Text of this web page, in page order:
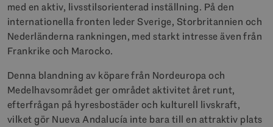
med en aktiv, livsstilsorienterad inställning. På den
internationella fronten leder Sverige, Storbritannien och
Nederländerna rankningen, med starkt intresse även från
Frankrike och Marocko.
Denna blandning av köpare från Nordeuropa och
Medelhavsområdet ger området aktivitet året runt,
efterfrågan på hyresbostäder och kulturell livskraft,
vilket gör Nueva Andalucía inte bara till en attraktiv plats